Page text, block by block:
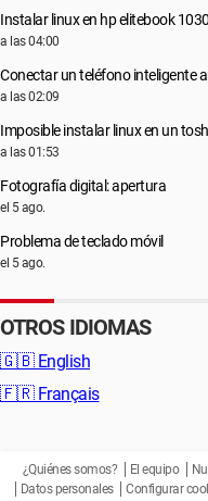
Instalar linux en hp elitebook
a las 04:00
Conectar un teléfono inteligente
a las 02:09
Imposible instalar linux en un
a las 01:53
Fotografía digital: apertura
el 5 ago.
Problema de teclado móvil
el 5 ago.
OTROS IDIOMAS
🇬🇧 English
🇫🇷 Français
¿Quiénes somos? El equipo
Datos personales
Configurar